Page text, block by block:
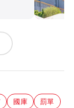
國庫
罰單